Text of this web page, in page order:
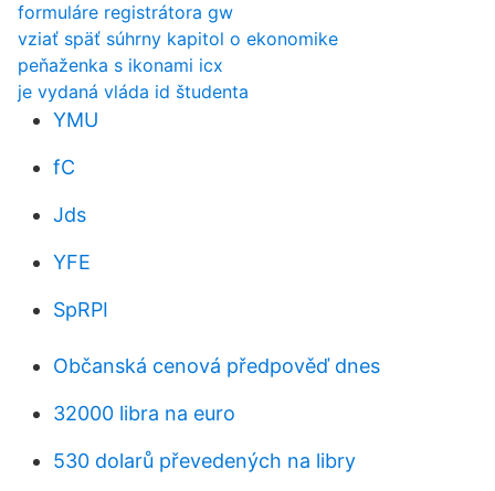
formuláre registrátora gw
vziať späť súhrny kapitol o ekonomike
peňaženka s ikonami icx
je vydaná vláda id študenta
YMU
fC
Jds
YFE
SpRPI
Občanská cenová předpověď dnes
32000 libra na euro
530 dolarů převedených na libry